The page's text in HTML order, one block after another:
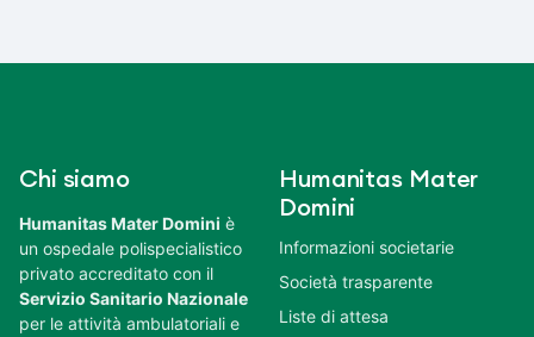
Chi siamo
Humanitas Mater Domini è
un ospedale polispecialistico
privato accreditato con il
Servizio Sanitario Nazionale
per le attività ambulatoriali e
Humanitas Mater
Domini
Informazioni societarie
Società trasparente
Liste di attesa